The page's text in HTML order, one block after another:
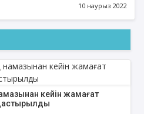
10 наурыз 2022
кейін жамағат